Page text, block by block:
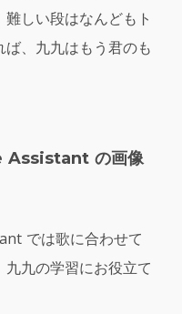
しい段はなんどもト
、九九はもう君のも
Assistant の画像
では歌に合わせて
九九の学習にお役立て